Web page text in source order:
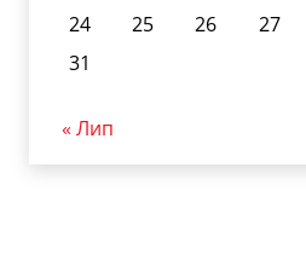
24
25 26 27
31
« Лип